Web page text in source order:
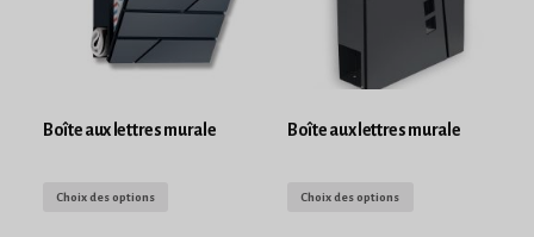
Boîte aux lettres murale
Choix des options
Boîte aux lettres murale
Choix des options